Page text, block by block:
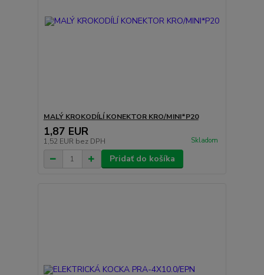
MALÝ KROKODÍLÍ KONEKTOR KRO/MINI*P20
1,87 EUR
1,52 EUR bez DPH Skladom
Pridať do košíka